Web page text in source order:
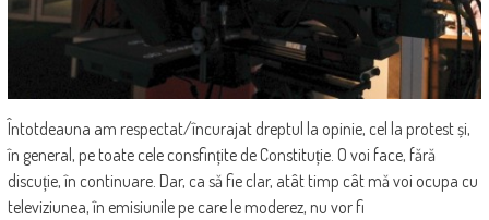
Întotdeauna am respectat/încurajat dreptul la opinie, cel la protest și,
în general, pe toate cele consfințite de Constituție. O voi face, fără
discuție, în continuare. Dar, ca să fie clar, atât timp cât mă voi ocupa cu
televiziunea, în emisiunile pe care le moderez, nu vor fi